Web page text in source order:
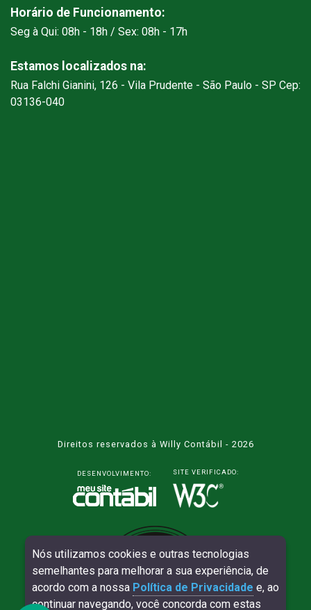
Horário de Funcionamento:
Seg à Qui: 08h - 18h / Sex: 08h - 17h
Estamos localizados na:
Rua Falchi Gianini, 126 - Vila Prudente - São Paulo - SP Cep:
03136-040
Direitos reservados à Willy Contábil - 2026
DESENVOLVIMENTO: SITE VERIFICADO:
Nós utilizamos cookies e outras tecnologias
semelhantes para melhorar a sua experiência, de
acordo com a nossa Política de Privacidade e, ao
continuar navegando, você concorda com estas